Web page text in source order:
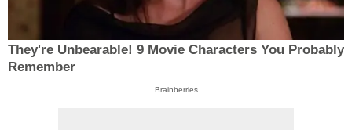
They're Unbearable! 9 Movie Characters You Probably
Remember
Brainberries